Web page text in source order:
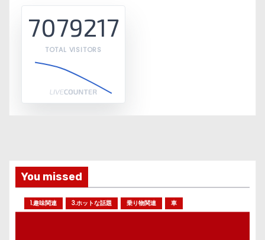
7079217
TOTAL VISITORS
You missed
1.趣味関連 3.ホットな話題 乗り物関連 車